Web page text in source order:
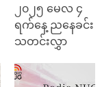
၂၀၂၅ မေလ ၄
ရက်နေ့ ညနေခင်း
သတင်းလွှာ